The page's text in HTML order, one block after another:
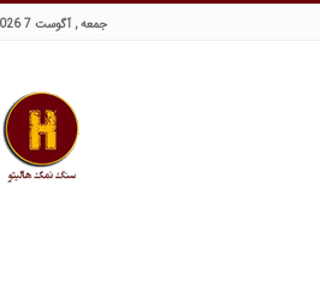
جمعه , آگوست 7 2026